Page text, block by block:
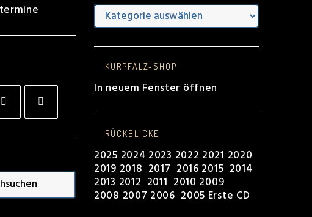
Opens
a
Presseberichte
KURPFALZ-SHOP
In neuem Fenster öffnen
RÜCKBLICKE
2025 2024 2023 2022 2021 2020
2019 2018 2017 2016 2015 2014
2013 2012 2011 2010 2009
2008 2007 2006 2005 Erste CD